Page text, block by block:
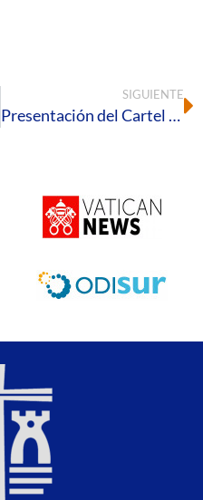
SIGUIENTE
Presentación del Cartel anunciador del Corpus 2023